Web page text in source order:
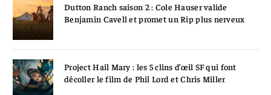
Dutton Ranch saison 2 : Cole Hauser valide
Benjamin Cavell et promet un Rip plus nerveux
Project Hail Mary : les 5 clins d’œil SF qui font
décoller le film de Phil Lord et Chris Miller